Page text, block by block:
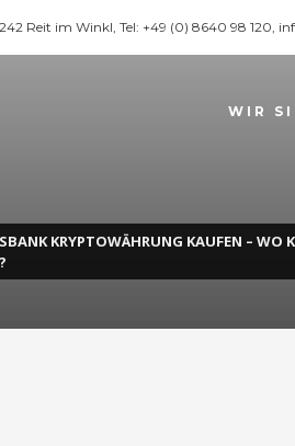
Reit im Winkl, Tel: +49 (0) 8640 98 120,
WIR
KRYPTOWÄHRUNG KAUFEN – WO